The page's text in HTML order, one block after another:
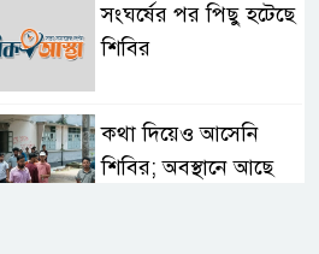
সংঘর্ষের পর পিছু হটেছে
শিবির
কথা দিয়েও আসেনি
শিবির; অবস্থানে আছে